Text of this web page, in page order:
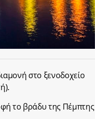
στο ξενοδοχείο
το βράδυ της Πέμπτης